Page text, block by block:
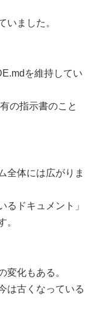
いました。
を維持してい
の指示書のこと
全体には広がりま
るドキュメント」
。
変化もある。
は古くなっている